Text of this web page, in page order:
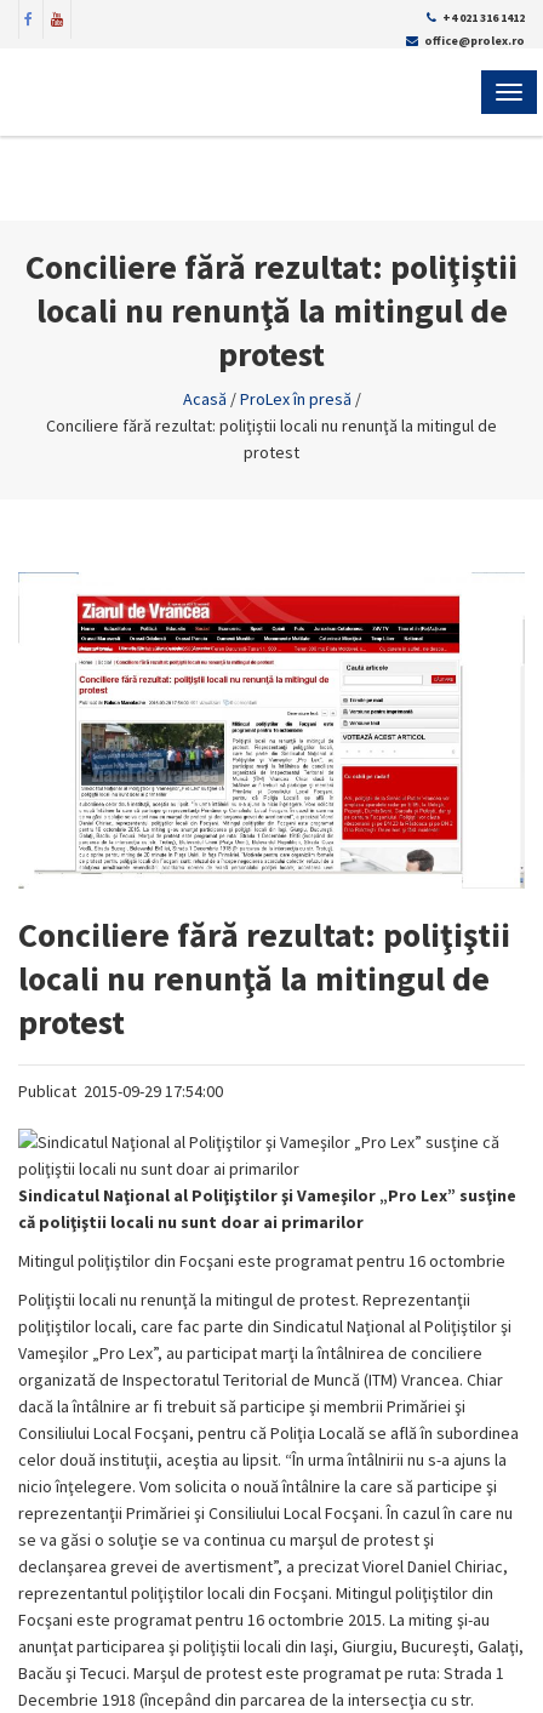
+4 021 316 1412
office@prolex.ro
Conciliere fără rezultat: poliţiştii
locali nu renunţă la mitingul de
protest
Acasă /ProLex în presă /
Conciliere fără rezultat: poliţiştii locali nu renunţă la mitingul de
protest
Conciliere fără rezultat: poliţiştii
locali nu renunţă la mitingul de
protest
Publicat 2015-09-29 17:54:00
Sindicatul Naţional al Poliţiştilor şi Vameşilor „Pro Lex” susţine
că poliţiştii locali nu sunt doar ai primarilor
Mitingul poliţiştilor din Focşani este programat pentru 16 octombrie
Poliţiştii locali nu renunţă la mitingul de protest. Reprezentanţii
poliţiştilor locali, care fac parte din Sindicatul Naţional al Poliţiştilor şi
Vameşilor „Pro Lex”, au participat marţi la întâlnirea de conciliere
organizată de Inspectoratul Teritorial de Muncă (ITM) Vrancea. Chiar
dacă la întâlnire ar fi trebuit să participe şi membrii Primăriei şi
Consiliului Local Focşani, pentru că Poliţia Locală se află în subordinea
celor două instituţii, aceştia au lipsit. “În urma întâlnirii nu s-a ajuns la
nicio înţelegere. Vom solicita o nouă întâlnire la care să participe şi
reprezentanţii Primăriei şi Consiliului Local Focşani. În cazul în care nu
se va găsi o soluţie se va continua cu marşul de protest şi
declanşarea grevei de avertisment”, a precizat Viorel Daniel Chiriac,
reprezentantul poliţiştilor locali din Focşani. Mitingul poliţiştilor din
Focşani este programat pentru 16 octombrie 2015. La miting şi-au
anunţat participarea şi poliţiştii locali din Iaşi, Giurgiu, Bucureşti, Galaţi,
Bacău şi Tecuci. Marşul de protest este programat pe ruta: Strada 1
Decembrie 1918 (începând din parcarea de la intersecţia cu str.